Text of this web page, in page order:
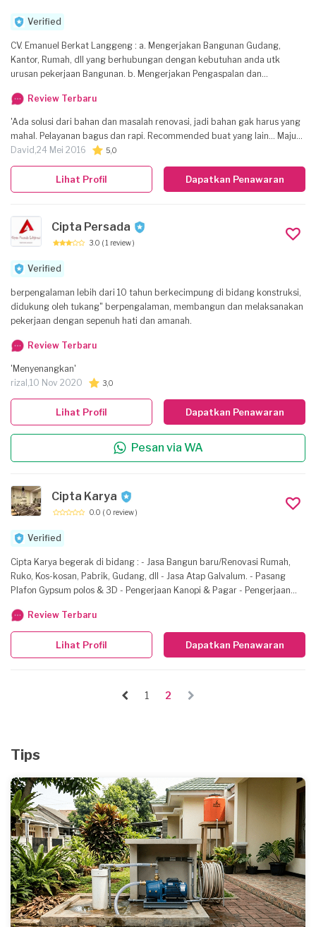
Verified
CV. Emanuel Berkat Langgeng : a. Mengerjakan Bangunan Gudang,
Kantor, Rumah, dll yang berhubungan dengan kebutuhan anda utk
urusan pekerjaan Bangunan. b. Mengerjakan Pengaspalan dan
Pembuatan Urusan Tehknik (pembuatan Cakar ayam / Pondasi-2, Cor
Dak - penambahan tingkat) e. Pembangunan Rumah mulai lahan nol /
Renovasi Rumah f. Dll
Review Terbaru
'Ada solusi dari bahan dan masalah renovasi, jadi bahan gak harus yang
mahal. Pelayanan bagus dan rapi. Recommended buat yang lain... Maju
terus CV. EBL'
David,24 Mei 2016 5,0
Dapatkan Penawaran
Lihat Profil
Cipta Persada
3.0 ( 1 review )
Verified
berpengalaman lebih dari 10 tahun berkecimpung di bidang konstruksi,
didukung oleh tukang" berpengalaman, membangun dan melaksanakan
pekerjaan dengan sepenuh hati dan amanah.
Review Terbaru
'Menyenangkan'
rizal,10 Nov 2020 3,0
Dapatkan Penawaran
Pesan via WA
Lihat Profil
Cipta Karya
0.0 ( 0 review )
Verified
Cipta Karya begerak di bidang : - Jasa Bangun baru/Renovasi Rumah,
Ruko, Kos-kosan, Pabrik, Gudang, dll - Jasa Atap Galvalum. - Pasang
Plafon Gypsum polos & 3D - Pengerjaan Kanopi & Pagar - Pengerjaan
Review Terbaru
Dapatkan Penawaran
Lihat Profil
1 2
Tips